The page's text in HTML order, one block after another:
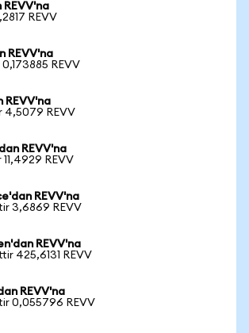
REVV
REVV'na
REVV
REVV'na
4,5079 REVV
REVV'na
REVV
REVV'na
3,6869 REVV
REVV'na
425,6131 REVV
REVV'na
0,055796 REVV